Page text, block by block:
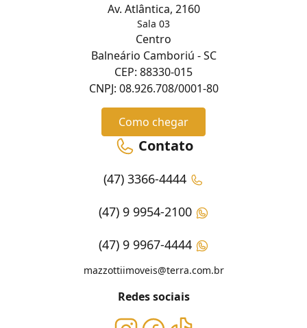
Av. Atlântica, 2160
Sala 03
Centro
Balneário Camboriú - SC
CEP: 88330-015
CNPJ: 08.926.708/0001-80
Como chegar
Contato
(47) 3366-4444
(47) 9 9954-2100
(47) 9 9967-4444
mazzottiimoveis@terra.com.br
Redes sociais